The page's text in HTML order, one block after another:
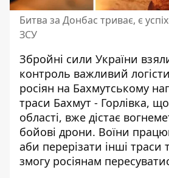
Битва за Донбас триває, є
ЗСУ
Збройні сили України
контроль важливий
росіян на Бахмутському
траси Бахмут - Горлівка,
області, вже дістає
бойові дрони. Воїни
аби перерізати інші траси
змогу росіянам